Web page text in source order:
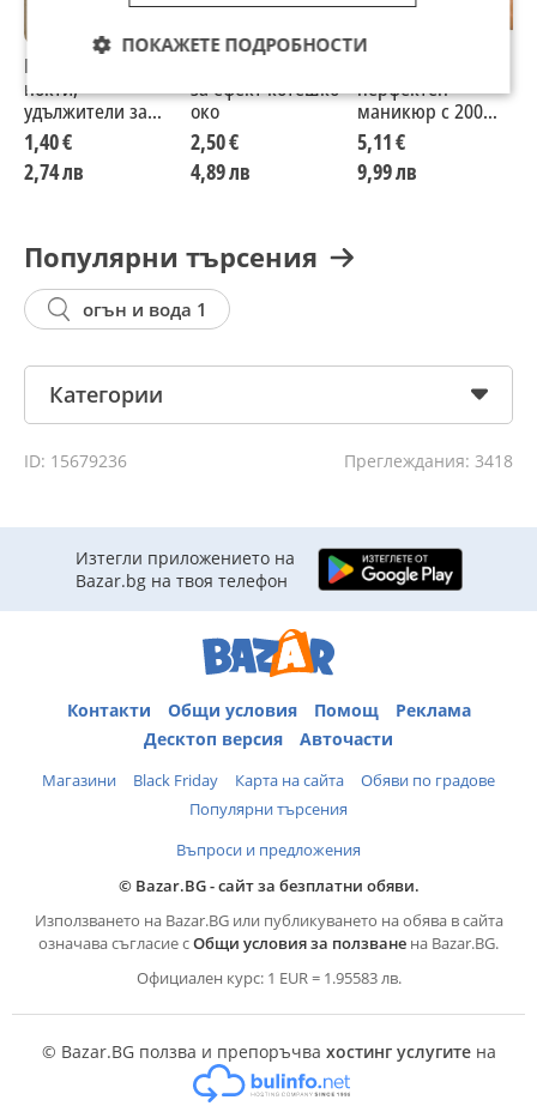
Пластмасови
нокти,
удължители за
маникюр
1,40 €
2,74 лв
за ефект котешко
око
2,50 €
4,89 лв
перфектен
маникюр с 200
броя ваденки
5,11 €
9,99 лв
Популярни търсения
огън и вода 1
Категории
ID: 15679236 Преглеждания: 3418
Изтегли приложението на
Bazar.bg на твоя телефон
Контакти Общи условия Помощ
Реклама
Десктоп версия
Авточасти
Магазини Black Friday Карта на сайта
Обяви по градове
Популярни търсения
Въпроси и предложения
© Bazar.BG - сайт за безплатни обяви.
Използването на Bazar.BG или публикуването на обява в сайта
означава съгласие сОбщи условия за ползване на Bazar.BG.
Официален курс: 1 EUR = 1.95583 лв.
© Bazar.BG ползва и препоръчва хостинг услугитена
ПОКАЖЕТЕ ПОДРОБНОСТИ